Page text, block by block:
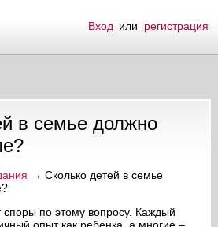
Вход или регистрация
в семье должно
→ Сколько детей в семье
по этому вопросу. Каждый